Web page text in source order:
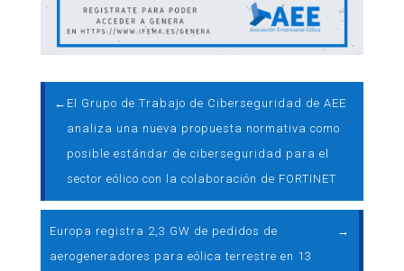
← El Grupo de Trabajo de Ciberseguridad de AEE
analiza una nueva propuesta normativa como
posible estándar de ciberseguridad para el
sector eólico con la colaboración de FORTINET
Europa registra 2,3 GW de pedidos de
aerogeneradores para eólica terrestre en 13
→